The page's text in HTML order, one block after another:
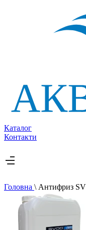
Каталог
Контакти
Головна \ Антифриз